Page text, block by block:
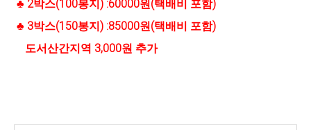
♣ 2박스(100봉지) :60000원(택배비 포함)
♣ 3박스(150봉지) :85000원(택배비 포함)
도서산간지역 3,000원 추가